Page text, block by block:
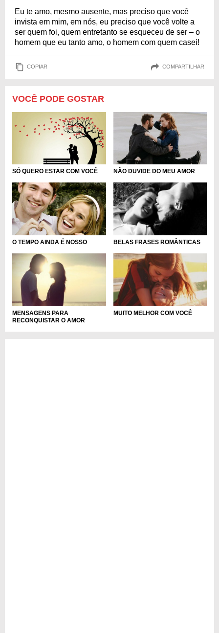
Eu te amo, mesmo ausente, mas preciso que você
invista em mim, em nós, eu preciso que você volte a
ser quem foi, quem entretanto se esqueceu de ser – o
homem que eu tanto amo, o homem com quem casei!
COPIAR COMPARTILHAR
VOCÊ PODE GOSTAR
SÓ QUERO ESTAR COM VOCÊ NÃO DUVIDE DO MEU AMOR
O TEMPO AINDA É NOSSO BELAS FRASES ROMÂNTICAS
MENSAGENS PARA
RECONQUISTAR O AMOR
MUITO MELHOR COM VOCÊ